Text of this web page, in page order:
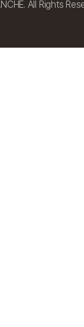
All Rights